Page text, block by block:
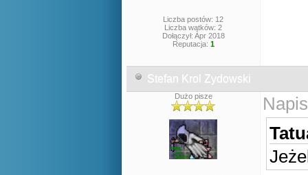
Liczba postów: 12
Liczba wątków: 2
Dołączył: Apr 2018
Reputacja: 1
Stefan Krol Zydowski
Dużo pisze